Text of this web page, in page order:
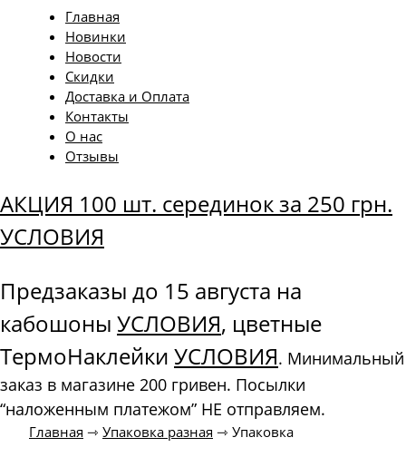
Главная
Новинки
Новости
Скидки
Доставка и Оплата
Контакты
О нас
Отзывы
АКЦИЯ 100 шт. серединок за 250 грн.
УСЛОВИЯ
Предзаказы до 15 августа на
кабошоны УСЛОВИЯ, цветные
ТермоНаклейки УСЛОВИЯ. Минимальный
заказ в магазине 200 гривен. Посылки
“наложенным платежом” НЕ отправляем.
Главная ⇾ Упаковка разная ⇾ Упаковка